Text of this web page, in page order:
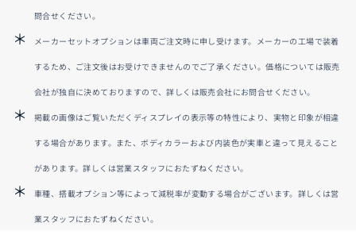
問合せください。
メーカーセットオプションは車両ご注文時に申し受けます。メーカーの工場で装着
するため、ご注文後はお受けできませんのでご了承ください。価格については販売
会社が独自に決めておりますので、詳しくは販売会社にお問合せください。
掲載の画像はご覧いただくディスプレイの表示等の特性により、実物と印象が相違
する場合があります。また、ボディカラーおよび内装色が実車と違って見えること
があります。詳しくは営業スタッフにおたずねください。
車種、搭載オプション等によって減税率が変動する場合がございます。詳しくは営
業スタッフにおたずねください。